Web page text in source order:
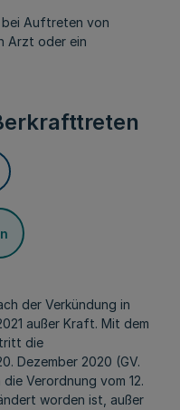
Auftreten von
Arzt oder ein
der Verkündung in
außer Kraft. Mit dem
die
Dezember 2020 (GV.
Verordnung vom 12.
worden ist, außer